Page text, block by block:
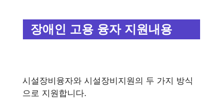
장애인 고용 융자 지원내용
시설장비융자와 시설장비지원의 두 가지 방식
으로 지원합니다.